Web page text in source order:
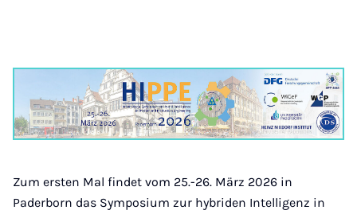
Zum ersten Mal findet vom 25.-26. März 2026 in
Paderborn das Symposium zur hybriden Intelligenz in